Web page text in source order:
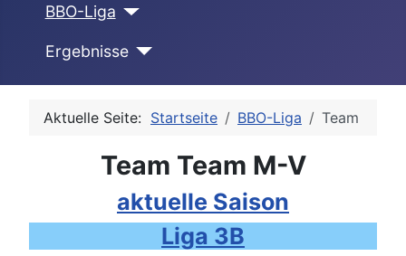
BBO-Liga
Ergebnisse
Aktuelle Seite: Startseite BBO-Liga Team
Team Team M-V
aktuelle Saison
Liga 3B